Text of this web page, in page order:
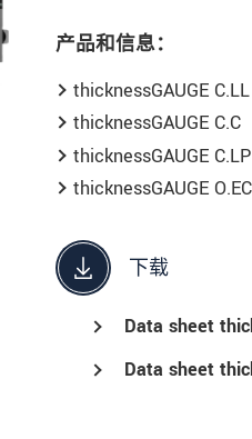
产品和信息：
thicknessGAUGE C.LL
thicknessGAUGE C.C
thicknessGAUGE C.LP
thicknessGAUGE O.EC
下载
Data sheet
Data sheet